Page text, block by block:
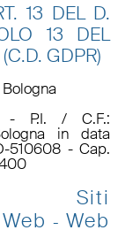
13 DEL D.
13 DEL
GDPR)
Bologna
- P.I. / C.F.:
in data
510608 - Cap.
Siti
-Web